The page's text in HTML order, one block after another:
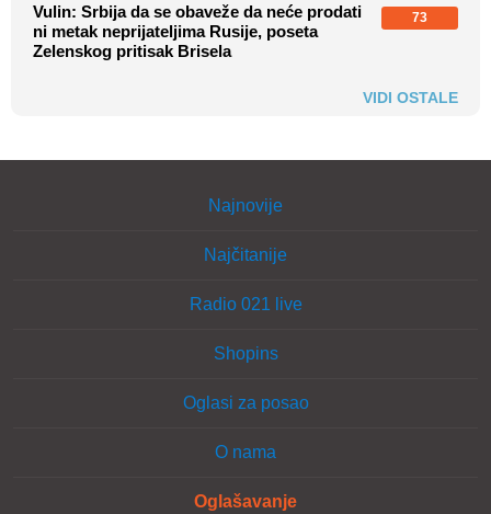
Vulin: Srbija da se obaveže da neće prodati
ni metak neprijateljima Rusije, poseta
Zelenskog pritisak Brisela
73
VIDI OSTALE
Najnovije
Najčitanije
Radio 021 live
Shopins
Oglasi za posao
O nama
Oglašavanje